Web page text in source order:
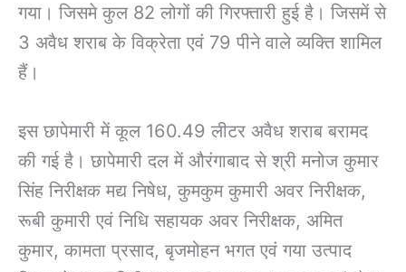
गया। जिसमे कुल 82 लोगों की गिरफ्तारी हुई है। जिसमें से
3 अवैध शराब के विक्रेता एवं 79 पीने वाले व्यक्ति शामिल
हैं।
इस छापेमारी में कूल 160.49 लीटर अवैध शराब बरामद
की गई है। छापेमारी दल में औरंगाबाद से श्री मनोज कुमार
सिंह निरीक्षक मद्य निषेध, कुमकुम कुमारी अवर निरीक्षक,
रूबी कुमारी एवं निधि सहायक अवर निरीक्षक, अमित
कुमार, कामता प्रसाद, बृजमोहन भगत एवं गया उत्पाद